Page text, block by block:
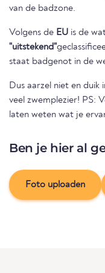
van de badzone.
Volgens de EU is de
"uitstekend"geclassificeerd. voor vijf jaar op een
staat badgenot in de
Dus aarzel niet en duik
veel zwemplezier! PS:
laten weten wat je
Ben je hier al
Foto uploaden